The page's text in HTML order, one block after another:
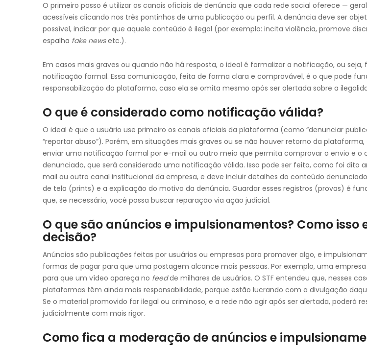
O primeiro passo é utilizar os canais oficiais de denúncia que cada rede social oferece —
acessíveis clicando nos três pontinhos de uma publicação ou perfil. A denúncia deve ser
possível, indicar por que aquele conteúdo é ilegal (por exemplo: incita violência, promove
espalha fake newsetc.).
Em casos mais graves ou quando não há resposta, o ideal é formalizar a notificação, ou seja,
notificação formal. Essa comunicação, feita de forma clara e comprovável, é o que pode
responsabilização da plataforma, caso ela se omita mesmo após ser alertada sobre a
O que é considerado como notificação válida?
O ideal é que o usuário use primeiro os canais oficiais da plataforma (como “denunciar
“reportar abuso”). Porém, em situações mais graves ou se não houver retorno da plataforma,
enviar uma notificação formal por e-mail ou outro meio que permita comprovar o envio e o
denunciado, que será considerada uma notificação válida. Isso pode ser feito, como foi dito
mail ou outro canal institucional da empresa, e deve incluir detalhes do conteúdo
de tela (prints) e a explicação do motivo da denúncia. Guardar esses registros (provas) é
que, se necessário, você possa buscar reparação via ação judicial.
O que são anúncios e impulsionamentos? Como isso
decisão?
Anúncios são publicações feitas por usuários ou empresas para promover algo, e
formas de pagar para que uma postagem alcance mais pessoas. Por exemplo, uma
para que um vídeo apareça no feedde milhares de usuários. O STF entendeu que, nesses
plataformas têm ainda mais responsabilidade, porque estão lucrando com a divulgação
Se o material promovido for ilegal ou criminoso, e a rede não agir após ser alertada, poderá
judicialmente com mais rigor.
Como fica a moderação de anúncios e